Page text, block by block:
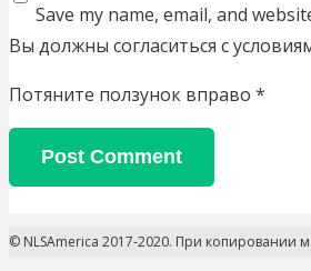
Save my name, email, and
Вы должны согласиться с
Потяните ползунок вправо *
Post Comment
© NLSAmerica 2017-2020. При копировании